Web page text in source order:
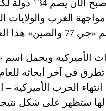
مواجهة الغرب
له ولأهدافه.
الأميركية ويحمل
انتهاء الحرب
لها ستظهر على شكل